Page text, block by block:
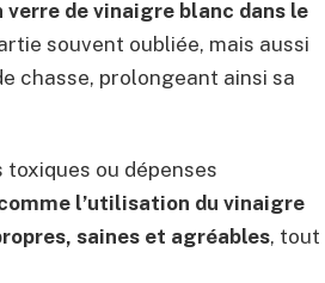
verre de vinaigre blanc dans le
souvent oubliée, mais aussi
chasse, prolongeant ainsi sa
toxiques ou dépenses
l’utilisation du vinaigre
saines et agréables, tout